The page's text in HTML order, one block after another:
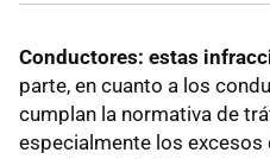
Conductores: estas
parte, en cuanto a los
cumplan la normativa de
especialmente los